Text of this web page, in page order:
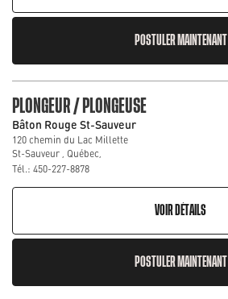
POSTULER MAINTENANT
PLONGEUR / PLONGEUSE
Bâton Rouge St-Sauveur
120 chemin du Lac Millette
St-Sauveur , Québec,
Tél.: 450-227-8878
VOIR DÉTAILS
POSTULER MAINTENANT